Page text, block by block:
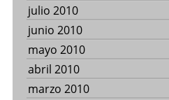
julio 2010
junio 2010
mayo 2010
abril 2010
marzo 2010